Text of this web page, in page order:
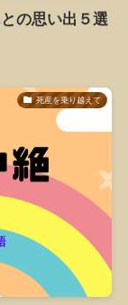
の思い出５選
死産を乗り越えて